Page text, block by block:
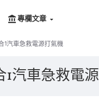
專欄文章
1汽車急救電源打氣機
1汽車急救電